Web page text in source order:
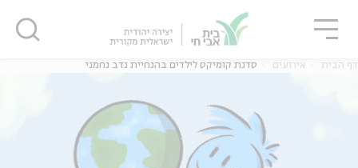
דף הבית אירועים סדנת קומיקס לילדים בהנחיית נדב נחמני
סגור